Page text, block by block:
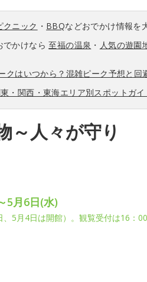
クニック ・ BBQなどおでかけ情報を
でかけなら至福の温泉 ・ 人気の遊園
クはいつから？混雑ピーク予想と回
・関西・東海エリア別スポットガイ
～人々が守り
5月6日(水)
5月4日は開館）。観覧受付は16：00